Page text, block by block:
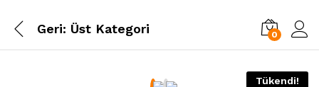
Geri: Üst Kategori 0
Tükendi!